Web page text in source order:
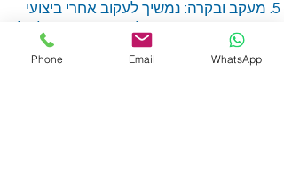
מעקב ובקרה: נמשיך לעקוב אחרי ביצועי
הצוות הרפואי ונדאג לדיווח תקופתי על כל
פעילות.
שאלות ותשובות
Phone Email WhatsApp